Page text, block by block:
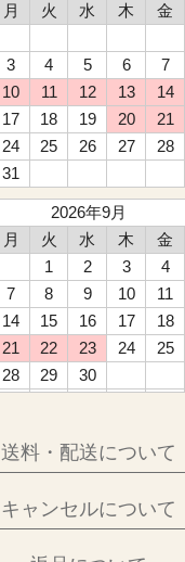
月 火 水 木 金
3 4 5 6 7
10 11 12 13 14
17 18 19 20 21
24 25 26 27 28
31
2026年9月
月 火 水 木 金
1
2 3 4
7 8 9 10 11
14 15 16 17 18
21 22 23 24 25
28 29
30
送料・配送について
キャンセルについて